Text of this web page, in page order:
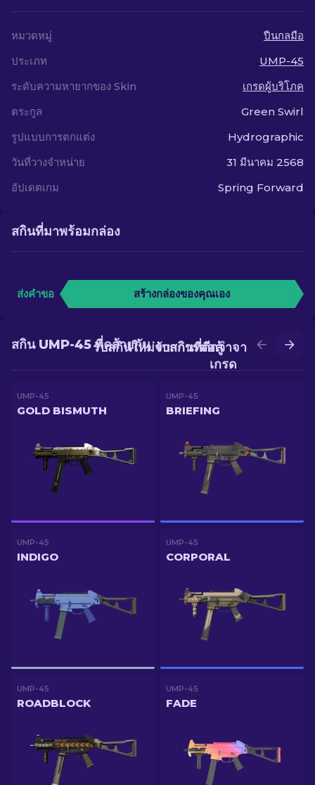
หมวดหมู่
ปืนกลมือ
ประเภท
UMP-45
ระดับความหายากของ Skin
เกรดผู้บริโภค
ตระกูล
Green Swirl
รูปแบบการตกแต่ง
Hydrographic
วันที่วางจำหน่าย
31 มีนาคม 2568
อัปเดตเกม
Spring Forward
สกินที่มาพร้อมกล่อง
ส่งคำขอ สร้างกล่องของคุณเอง
รับสกินที่ดีกว่าจากการอัป
เกรด
รับสกินใหม่จากการต่อสู้
สกิน UMP-45 ที่คล้ายกัน
UMP-45
GOLD BISMUTH
UMP-45
BRIEFING
UMP-45
INDIGO
UMP-45
CORPORAL
UMP-45
ROADBLOCK
UMP-45
FADE